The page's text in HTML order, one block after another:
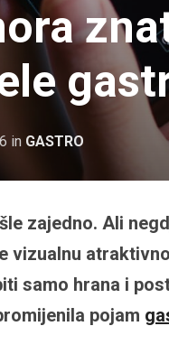
in GASTRO
zajedno. Ali
vizualnu
samo hrana i
pojam